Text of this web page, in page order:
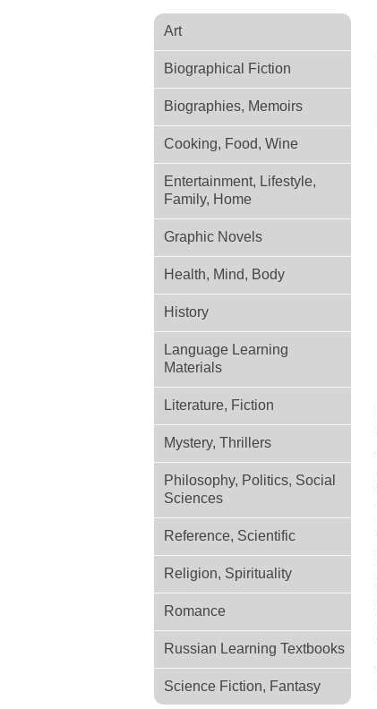
Art
Biographical Fiction
Biographies, Memoirs
Cooking, Food, Wine
Entertainment, Lifestyle,
Family, Home
Graphic Novels
Health, Mind, Body
History
Language Learning
Materials
Literature, Fiction
Mystery, Thrillers
Philosophy, Politics, Social
Sciences
Reference, Scientific
Religion, Spirituality
Romance
Russian Learning Textbooks
Science Fiction, Fantasy